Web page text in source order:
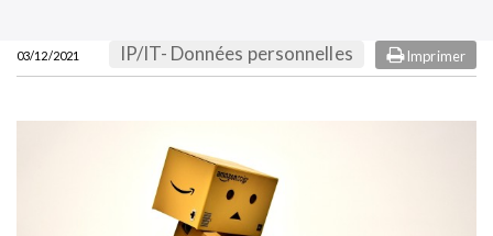
Imprimer
03/12/2021 IP/IT- Données personnelles